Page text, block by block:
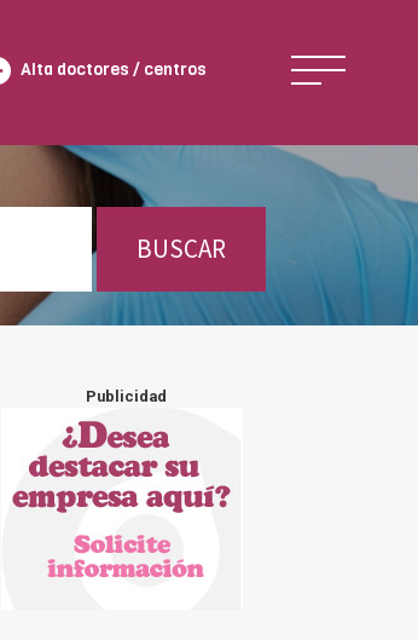
Alta doctores / centros
BUSCAR
Publicidad